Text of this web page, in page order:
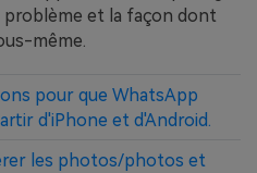
problème et la façon dont
même.
pour que WhatsApp
d'iPhone et d'Android.
les photos/photos et